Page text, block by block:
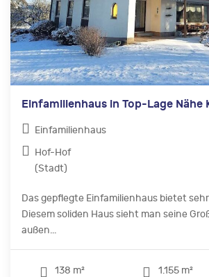
Einfamilienhaus in Top-Lage Nähe
Einfamilienhaus
Hof-Hof
(Stadt)
Das gepflegte Einfamilienhaus bietet
Diesem soliden Haus sieht man seine
außen...
138 m² 1.155 m²